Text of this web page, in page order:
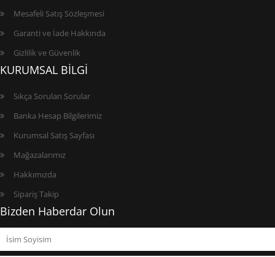
Mesafeli Satış Sözleşmesi
Garanti ve İade Hakkında
Gizlilik ve Güvenlik
KURUMSAL BİLGİ
Sıkça Sorulan Sorular
Banka Hesap Bilgilerimiz
Kurumsal Satış Sayfası
Mağazalarımız
Hakkımızda
Sipariş Takip
Bizden Haberdar Olun